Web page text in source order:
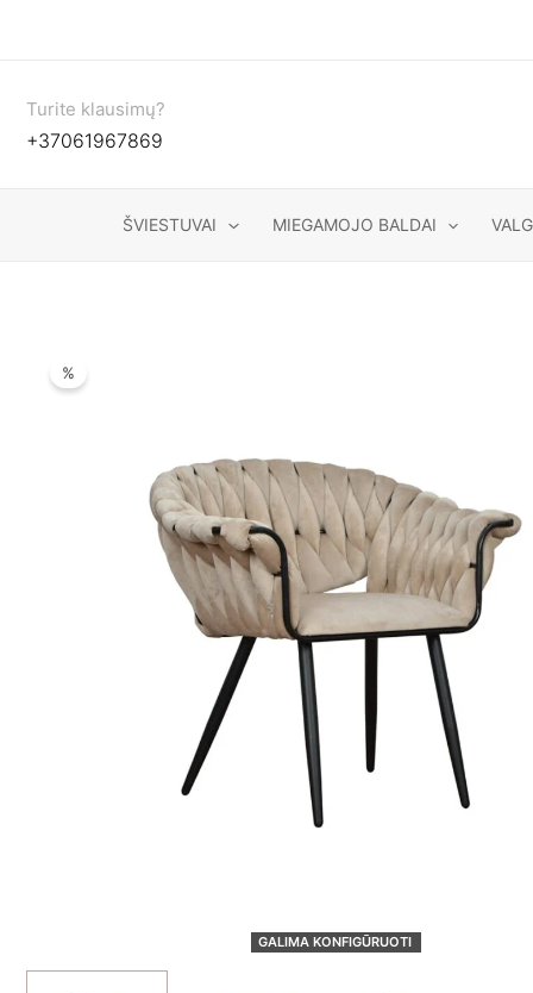
Turite klausimų?
+37061967869
ŠVIESTUVAI MIEGAMOJO BALDAI
%
GALIMA KONFIGŪRUOTI